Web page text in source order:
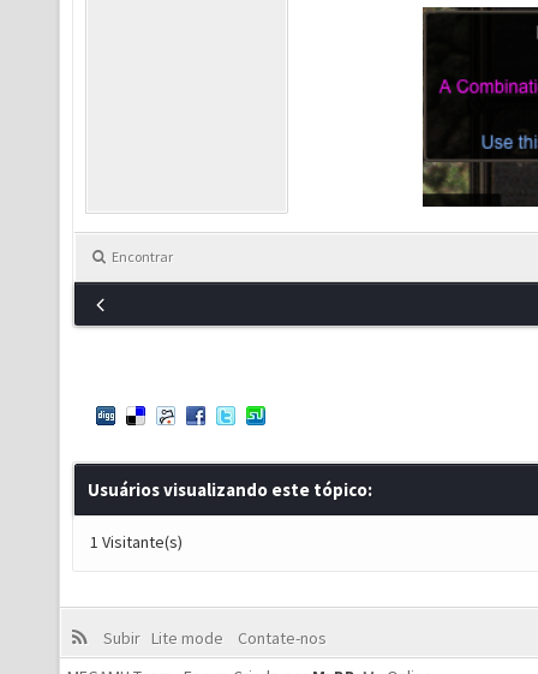
Encontrar
Usuários visualizando este tópico:
1 Visitante(s)
Subir Lite mode
Contate-nos